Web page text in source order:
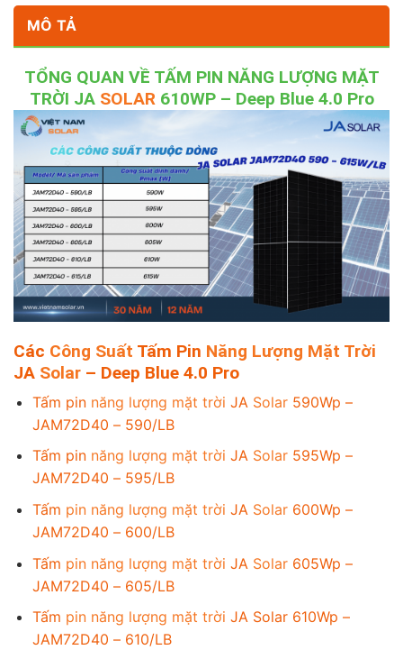
MÔ TẢ
TỔNG QUAN VỀ TẤM PIN NĂNG LƯỢNG MẶT
TRỜI JA SOLAR610WP – Deep Blue 4.0 Pro
Các Công Suất Tấm Pin Năng Lượng Mặt Trời
JA Solar – Deep Blue 4.0 Pro
Tấm pin năng lượng mặt trời JA Solar590Wp –
JAM72D40 – 590/LB
Tấm pin năng lượng mặt trời JA Solar595Wp –
JAM72D40 – 595/LB
Tấm pin năng lượng mặt trời JA Solar600Wp –
JAM72D40 – 600/LB
Tấm pin năng lượng mặt trời JA Solar605Wp –
JAM72D40 – 605/LB
Tấm pin năng lượng mặt trời JA Solar 610Wp –
JAM72D40 – 610/LB